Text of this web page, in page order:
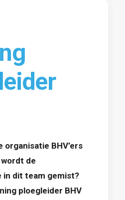
organisatie BHV’ers
de
in dit team gemist?
ploegleider BHV